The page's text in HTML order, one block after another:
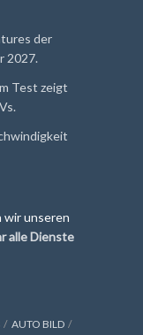
der
2027.
Test zeigt
wir unseren
alle Dienste
AUTO BILD